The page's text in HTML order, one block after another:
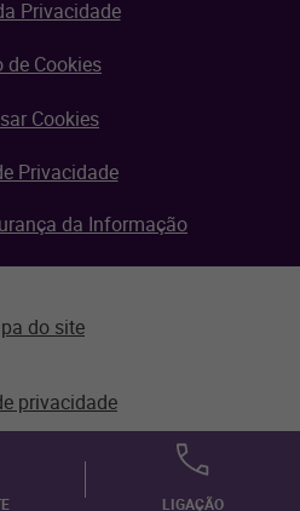
LIGAÇÃO
Privacidade
de Cookies
Cookies
Privacidade
da Informação
2026.
reservados.
do site
privacidade